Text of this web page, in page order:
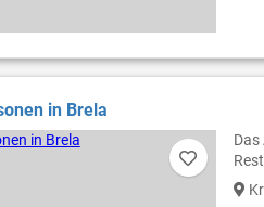
in Brela